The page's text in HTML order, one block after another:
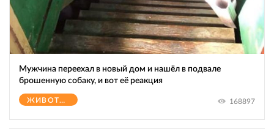
Мужчина переехал в новый дом и нашёл в подвале
брошенную собаку, и вот её реакция
ЖИВОТНЫЕ 168897